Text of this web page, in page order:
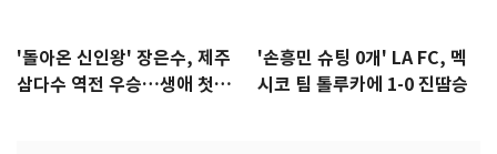
'돌아온 신인왕' 장은수, 제주
삼다수 역전 우승…생애 첫승
'손흥민 슈팅 0개' LA FC, 멕
시코 팀 톨루카에 1-0 진땀승